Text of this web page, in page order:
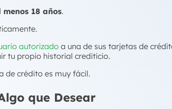
18 años.
autorizado a una de sus tarjetas de
tu propio historial crediticio.
de crédito es muy fácil.
que Desear